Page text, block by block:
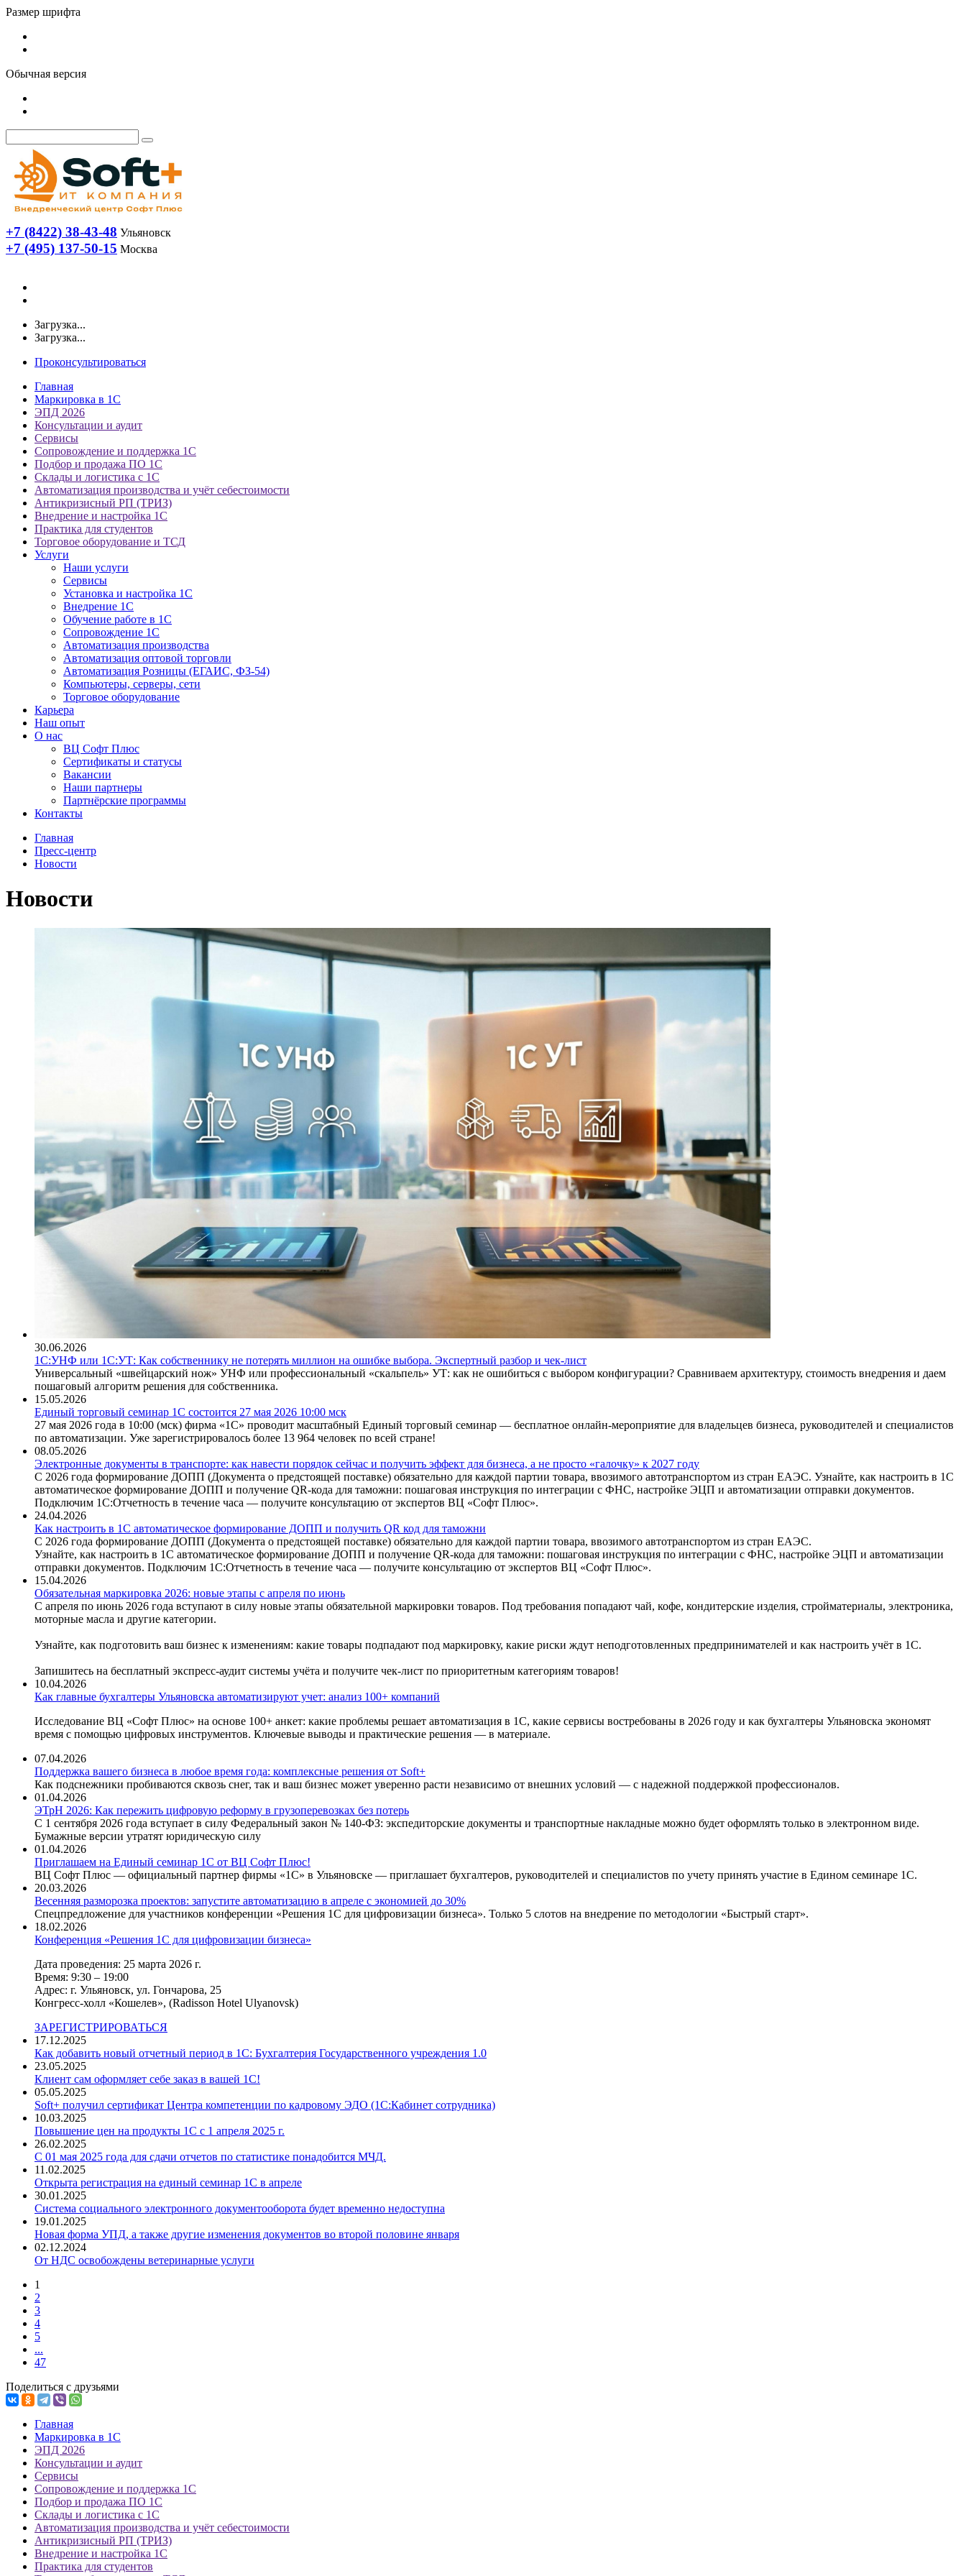
Размер шрифта
Обычная версия
+7 (8422) 38-43-48 Ульяновск
+7 (495) 137-50-15 Москва
Загрузка...
Загрузка...
Проконсультироваться
Главная
Маркировка в 1С
ЭПД 2026
Консультации и аудит
Сервисы
Сопровождение и поддержка 1С
Подбор и продажа ПО 1С
Склады и логистика с 1С
Автоматизация производства и учёт себестоимости
Антикризисный РП (ТРИЗ)
Внедрение и настройка 1С
Практика для студентов
Торговое оборудование и ТСД
Услуги
Наши услуги
Сервисы
Установка и настройка 1С
Внедрение 1С
Обучение работе в 1С
Сопровождение 1С
Автоматизация производства
Автоматизация оптовой торговли
Автоматизация Розницы (ЕГАИС, ФЗ-54)
Компьютеры, серверы, сети
Торговое оборудование
Карьера
Наш опыт
О нас
ВЦ Софт Плюс
Сертификаты и статусы
Вакансии
Наши партнеры
Партнёрские программы
Контакты
Главная
Пресс-центр
Новости
Новости
30.06.2026
1С:УНФ или 1С:УТ: Как собственнику не потерять миллион на ошибке выбора. Экспертный разбор и чек-лист
Универсальный «швейцарский нож» УНФ или профессиональный «скальпель» УТ: как не ошибиться с выбором конфигурации? Сравниваем архитектуру, стоимость внедрения и даем
пошаговый алгоритм решения для собственника.
15.05.2026
Единый торговый семинар 1С состоится 27 мая 2026 10:00 мск
27 мая 2026 года в 10:00 (мск) фирма «1С» проводит масштабный Единый торговый семинар — бесплатное онлайн-мероприятие для владельцев бизнеса, руководителей и специалистов
по автоматизации. Уже зарегистрировалось более 13 964 человек по всей стране!
08.05.2026
Электронные документы в транспорте: как навести порядок сейчас и получить эффект для бизнеса, а не просто «галочку» к 2027 году
С 2026 года формирование ДОПП (Документа о предстоящей поставке) обязательно для каждой партии товара, ввозимого автотранспортом из стран ЕАЭС. Узнайте, как настроить в 1С
автоматическое формирование ДОПП и получение QR-кода для таможни: пошаговая инструкция по интеграции с ФНС, настройке ЭЦП и автоматизации отправки документов.
Подключим 1С:Отчетность в течение часа — получите консультацию от экспертов ВЦ «Софт Плюс».
24.04.2026
Как настроить в 1С автоматическое формирование ДОПП и получить QR код для таможни
С 2026 года формирование ДОПП (Документа о предстоящей поставке) обязательно для каждой партии товара, ввозимого автотранспортом из стран ЕАЭС.
Узнайте, как настроить в 1С автоматическое формирование ДОПП и получение QR-кода для таможни: пошаговая инструкция по интеграции с ФНС, настройке ЭЦП и автоматизации
отправки документов. Подключим 1С:Отчетность в течение часа — получите консультацию от экспертов ВЦ «Софт Плюс».
15.04.2026
Обязательная маркировка 2026: новые этапы с апреля по июнь
С апреля по июнь 2026 года вступают в силу новые этапы обязательной маркировки товаров. Под требования попадают чай, кофе, кондитерские изделия, стройматериалы, электроника,
моторные масла и другие категории.
Узнайте, как подготовить ваш бизнес к изменениям: какие товары подпадают под маркировку, какие риски ждут неподготовленных предпринимателей и как настроить учёт в 1С.
Запишитесь на бесплатный экспресс-аудит системы учёта и получите чек-лист по приоритетным категориям товаров!
10.04.2026
Как главные бухгалтеры Ульяновска автоматизируют учет: анализ 100+ компаний
Исследование ВЦ «Софт Плюс» на основе 100+ анкет: какие проблемы решает автоматизация в 1С, какие сервисы востребованы в 2026 году и как бухгалтеры Ульяновска экономят
время с помощью цифровых инструментов. Ключевые выводы и практические решения — в материале.
07.04.2026
Поддержка вашего бизнеса в любое время года: комплексные решения от Soft+
Как подснежники пробиваются сквозь снег, так и ваш бизнес может уверенно расти независимо от внешних условий — с надежной поддержкой профессионалов.
01.04.2026
ЭТрН 2026: Как пережить цифровую реформу в грузоперевозках без потерь
С 1 сентября 2026 года вступает в силу Федеральный закон № 140-ФЗ: экспедиторские документы и транспортные накладные можно будет оформлять только в электронном виде.
Бумажные версии утратят юридическую силу
01.04.2026
Приглашаем на Единый семинар 1С от ВЦ Софт Плюс!
ВЦ Софт Плюс — официальный партнер фирмы «1С» в Ульяновске — приглашает бухгалтеров, руководителей и специалистов по учету принять участие в Едином семинаре 1С.
20.03.2026
Весенняя разморозка проектов: запустите автоматизацию в апреле с экономией до 30%
Спецпредложение для участников конференции «Решения 1С для цифровизации бизнеса». Только 5 слотов на внедрение по методологии «Быстрый старт».
18.02.2026
Конференция «Решения 1С для цифровизации бизнеса»
Дата проведения: 25 марта 2026 г.
Время: 9:30 – 19:00
Адрес: г. Ульяновск, ул. Гончарова, 25
Конгресс-холл «Кошелев», (Radisson Hotel Ulyanovsk)
ЗАРЕГИСТРИРОВАТЬСЯ
17.12.2025
Как добавить новый отчетный период в 1С: Бухгалтерия Государственного учреждения 1.0
23.05.2025
Клиент сам оформляет себе заказ в вашей 1С!
05.05.2025
Soft+ получил сертификат Центра компетенции по кадровому ЭДО (1С:Кабинет сотрудника)
10.03.2025
Повышение цен на продукты 1С с 1 апреля 2025 г.
26.02.2025
С 01 мая 2025 года для сдачи отчетов по статистике понадобится МЧД.
11.02.2025
Открыта регистрация на единый семинар 1С в апреле
30.01.2025
Система социального электронного документооборота будет временно недоступна
19.01.2025
Новая форма УПД, а также другие изменения документов во второй половине января
02.12.2024
От НДС освобождены ветеринарные услуги
1
2
3
4
5
...
47
Поделиться с друзьями
Главная
Маркировка в 1С
ЭПД 2026
Консультации и аудит
Сервисы
Сопровождение и поддержка 1С
Подбор и продажа ПО 1С
Склады и логистика с 1С
Автоматизация производства и учёт себестоимости
Антикризисный РП (ТРИЗ)
Внедрение и настройка 1С
Практика для студентов